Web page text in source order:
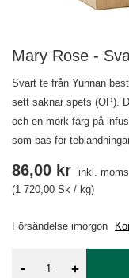
Mary Rose -
Svart te från Yunnan
sett saknar spets (OP).
och en mörk färg på
som bas för
Försändelse imorgon
86,00 kr inkl. moms
(1 720,00 Sk / kg)
- +